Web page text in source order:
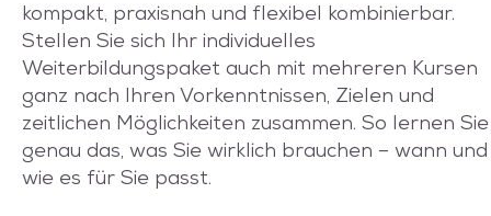
kompakt, praxisnah und flexibel kombinierbar.
Stellen Sie sich Ihr individuelles
Weiterbildungspaket auch mit mehreren Kursen
ganz nach Ihren Vorkenntnissen, Zielen und
zeitlichen Möglichkeiten zusammen. So lernen Sie
genau das, was Sie wirklich brauchen – wann und
wie es für Sie passt.